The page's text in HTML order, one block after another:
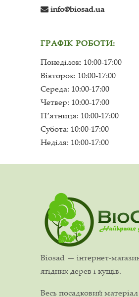
info@biosad.ua
ГРАФІК РОБОТИ:
Понеділок: 10:00-17:00
Вівторок: 10:00-17:00
Середа: 10:00-17:00
Четвер: 10:00-17:00
Пʼятниця: 10:00-17:00
Субота: 10:00-17:00
Неділя: 10:00-17:00
Biosad — інтернет-
ягідних дерев і кущів.
Весь посадковий